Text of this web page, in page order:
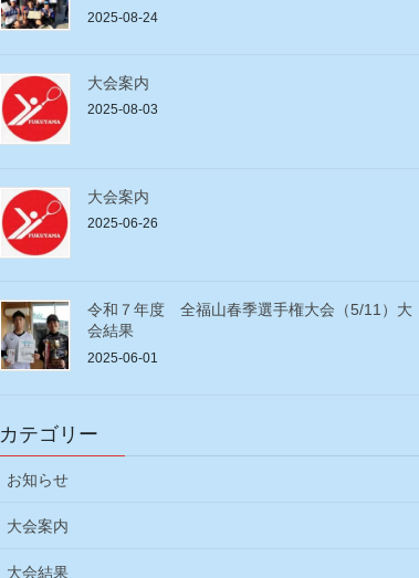
2025-08-24
大会案内
2025-08-03
大会案内
2025-06-26
令和７年度 全福山春季選手権大会（5/11）大
会結果
2025-06-01
カテゴリー
お知らせ
大会案内
大会結果